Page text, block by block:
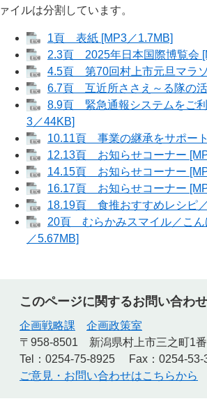
ァイルは分割しています。
1頁 表紙 [MP3／1.7MB]
2.3頁 2025年日本国際博覧会
4.5頁 第70回村上市元旦マラ
6.7頁 互近所ささえ～る隊の活
8.9頁 緊急通報システムをご
3／44KB]
10.11頁 事業の継承をサポー
12.13頁 お知らせコーナー
14.15頁 お知らせコーナー
16.17頁 お知らせコーナー
18.19頁 食推おすすめレシピ
20頁 むらかみスマイル／こん
／5.67MB]
このページに関するお問い合わ
企画戦略課
企画政策室
〒958-8501
新潟県村上市三之町1
Tel：0254-75-8925
Fax：0254-53-
ご意見・お問い合わせはこちらから